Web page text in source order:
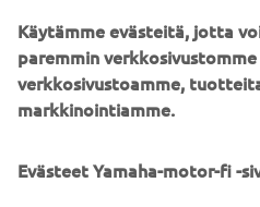
Spirit of Challenge – Sixty
Yamaha Motor Co., Ltd.
©Yamaha Motor Europe N.V. /
koskaan käyttää kaupallisiin
Käytämme evästeitä, jotta
paremmin
verkkosivustoamme,
markkinointiamme.
Evästeet Yamaha-motor-fi -